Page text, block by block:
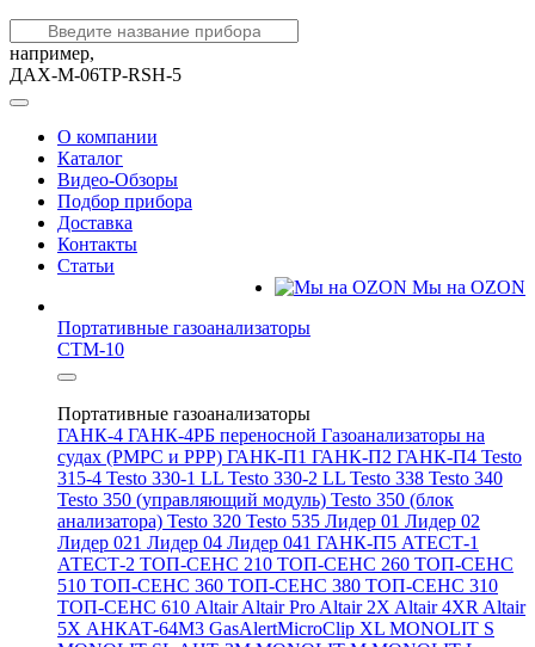
например,
ДАХ-М-06ТР-RSH-5
О компании
Каталог
Видео-Обзоры
Подбор прибора
Доставка
Контакты
Статьи
Мы на OZON
Портативные газоанализаторы
СТМ-10
Портативные газоанализаторы
ГАНК-4 ГАНК-4РБ переносной Газоанализаторы на
судах (РМРС и РРР) ГАНК-П1 ГАНК-П2 ГАНК-П4 Testo
315-4 Testo 330-1 LL Testo 330-2 LL Testo 338 Testo 340
Testo 350 (управляющий модуль) Testo 350 (блок
анализатора) Testo 320 Testo 535 Лидер 01 Лидер 02
Лидер 021 Лидер 04 Лидер 041 ГАНК-П5 АТЕСТ-1
АТЕСТ-2 ТОП-СЕНС 210 ТОП-СЕНС 260 ТОП-СЕНС
510 ТОП-СЕНС 360 ТОП-СЕНС 380 ТОП-СЕНС 310
ТОП-СЕНС 610 AltairAltair Pro Altair 2X Altair 4XR Altair
5X АНКАТ-64М3 GasAlertMicroClip XL MONOLIT S